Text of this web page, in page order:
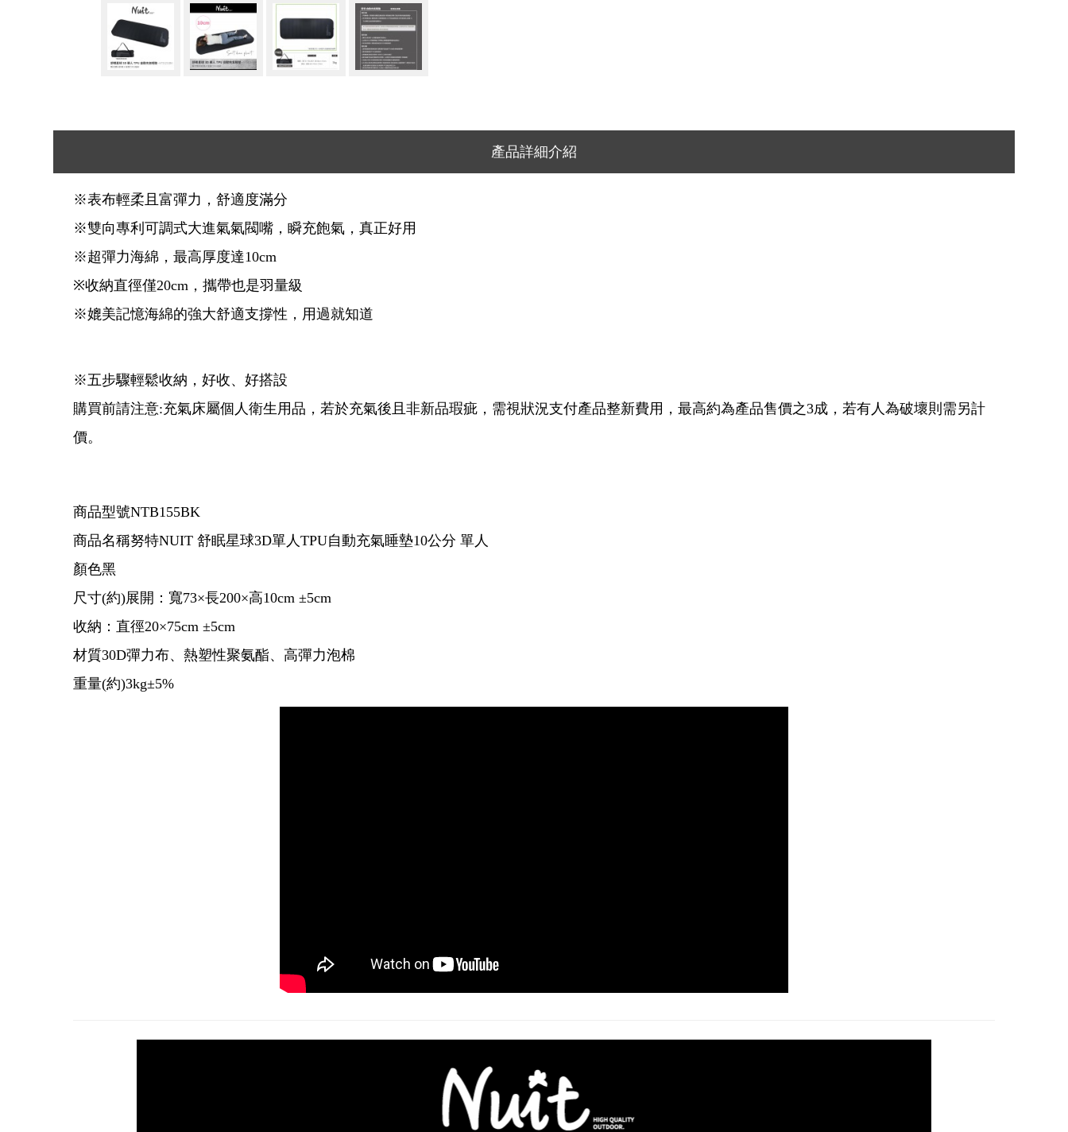
產品詳細介紹
※表布輕柔且富彈力，舒適度滿分
※雙向專利可調式大進氣氣閥嘴，瞬充飽氣，真正好用
※超彈力海綿，最高厚度達10cm
※收納直徑僅20cm，攜帶也是羽量級
※媲美記憶海綿的強大舒適支撐性，用過就知道
※五步驟輕鬆收納，好收、好搭設
購買前請注意:充氣床屬個人衛生用品，若於充氣後且非新品瑕疵，需視狀況支付產品整新費用，最高約為產品售價之3成，若有人為破壞則需另計
價。
商品型號NTB155BK
商品名稱努特NUIT 舒眠星球3D單人TPU自動充氣睡墊10公分 單人
顏色黑
尺寸(約)展開：寬73×長200×高10cm ±5cm
收納：直徑20×75cm ±5cm
材質30D彈力布、熱塑性聚氨酯、高彈力泡棉
重量(約)3kg±5%